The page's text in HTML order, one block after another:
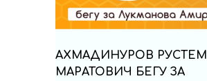
АХМАДИНУРОВ РУСТЕМ
МАРАТОВИЧ БЕГУ ЗА